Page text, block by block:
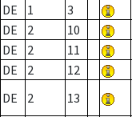
DE
1 3
DE
2 10
DE
2 11
DE
2 12
DE
2 13